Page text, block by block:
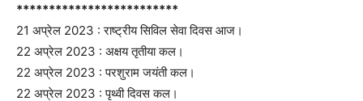
*************************
21 अप्रेल 2023 : राष्ट्रीय सिविल सेवा दिवस आज।
22 अप्रेल 2023 : अक्षय तृतीया कल।
22 अप्रेल 2023 : परशुराम जयंती कल।
22 अप्रेल 2023 : पृथ्वी दिवस कल।